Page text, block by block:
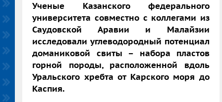
Ученые Казанского федерального
университета совместно с коллегами из
Саудовской Аравии и Малайзии
исследовали углеводородный потенциал
доманиковой свиты – набора пластов
горной породы, расположенной вдоль
Уральского хребта от Карского моря до
Каспия.